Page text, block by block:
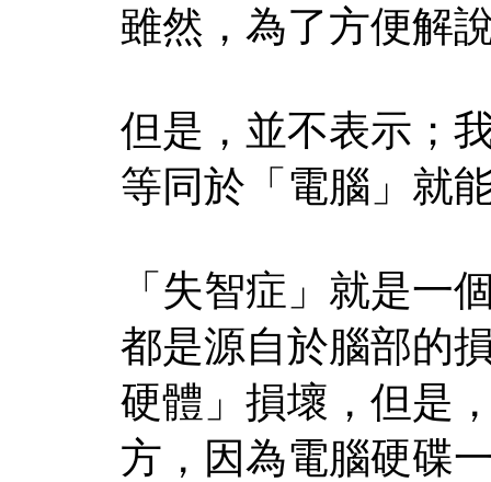
雖然，為了方便解
但是，並不表示；
等同於「電腦」就
「失智症」就是一
都是源自於腦部的
硬體」損壞，但是
方，因為電腦硬碟